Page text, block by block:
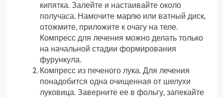
кипятка. Залейте и настаивайте около
получаса. Намочите марлю или ватный диск,
отожмите, приложите к очагу на теле.
Компресс для лечения можно делать только
на начальной стадии формирования
фурункула.
Компресс из печеного лука. Для лечения
понадобится одна очищенная от шелухи
луковица. Заверните ее в фольгу, запекайте